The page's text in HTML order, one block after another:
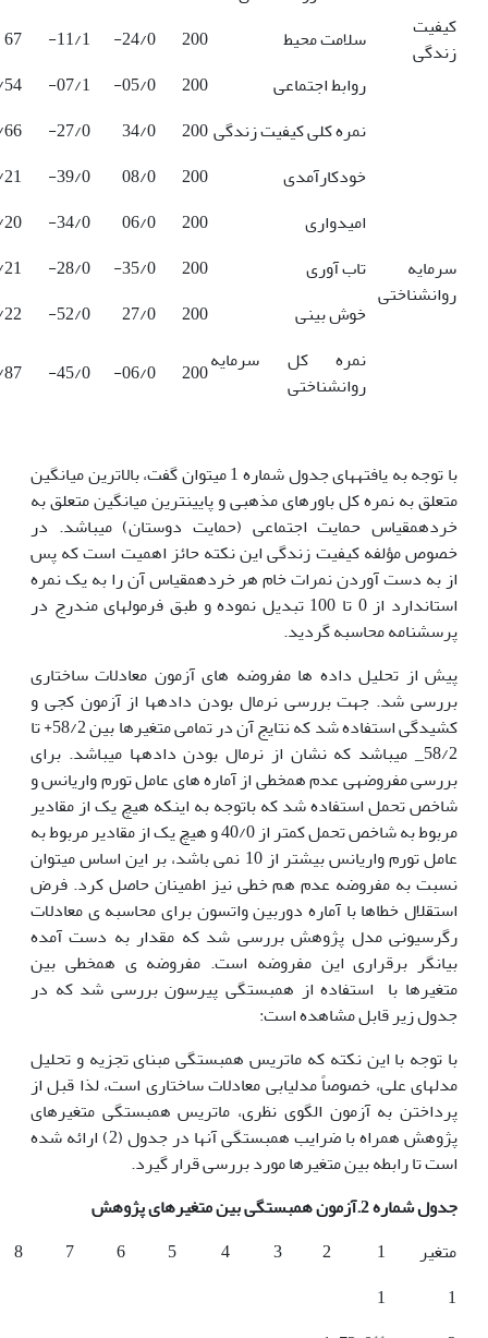
کیفیت
زندگی
سلامت محیط
200
24/0-
11/1-
67
روابط اجتماعی
200
05/0-
07/1-
نمره کلی کیفیت زندگی200
34/0
27/0-
سرمایه
روانشناختی
خودکارآمدی 200
08/0
39/0-
امیدواری
200
06/0
34/0-
تاب آوری
200
35/0-
28/0-
خوش بینی
200
27/0
52/0-
نمره کل سرمایه
روانشناختی
200
06/0-
45/0-
با توجه به یافته­های جدول شماره 1 می­توان گفت، بالاترین میانگین
متعلق به نمره کل باورهای مذهبی و پایین­ترین میانگین متعلق به
خرده­مقیاس حمایت اجتماعی (حمایت دوستان) می­باشد. در
خصوص مؤلفه کیفیت زندگی این نکته حائز اهمیت است که پس
از به دست آوردن نمرات خام هر خرده­مقیاس آن را به یک نمره
استاندارد از 0 تا 100 تبدیل نموده و طبق فرمول­های مندرج در
پرسشنامه محاسبه گردید.
پیش از تحلیل داده ها مفروضه های آزمون معادلات ساختاری
بررسی شد. جهت بررسی نرمال بودن داده­ها از آزمون کجی و
کشیدگی استفاده شد که نتایج آن در تمامی متغیرها بین 58/2+ تا
58/2_ می­باشد که نشان از نرمال بودن داده­ها می­باشد. برای
بررسی مفروضهی عدم همخطی از آماره های عامل تورم واریانس و
شاخص تحمل استفاده شد که باتوجه به اینکه هیچ یک از مقادیر
مربوط به شاخص تحمل کمتر از 40/0 و هیچ یک از مقادیر مربوط به
عامل تورم واریانس بیشتر از 10 نمی باشد، بر این اساس می
توان
نسبت به مفروضه عدم هم خطی نیز اطمینان حاصل کرد. فرض
استقلال خطاها با آماره دوربین واتسون برای محاسبه ی معادلات
رگرسیونی مدل پژوهش بررسی شد که مقدار به دست آمده
بیانگر برقراری این مفروضه است. مفروضه ی همخطی بین
متغیرها با استفاده از همبستگی پیرسون بررسی شد که در
جدول زیر قابل مشاهده است:
با توجه با این نکته که ماتریس همبستگی مبنای تجزیه و تحلیل
مدلهای علی، خصوصاً مدلیابی معادلات ساختاری است، لذا قبل از
پرداختن به آزمون الگوی نظری، ماتریس همبستگی متغیرهای
پژوهش همراه با ضرایب همبستگی آنها در جدول (2) ارائه شده
است تا رابطه بین متغیرها مورد بررسی قرار گیرد.
جدول شماره 2.آزمون همبستگی بین متغیرهای پژوهش
متغیر
1
2
3
4
5
6
7
8
1
1